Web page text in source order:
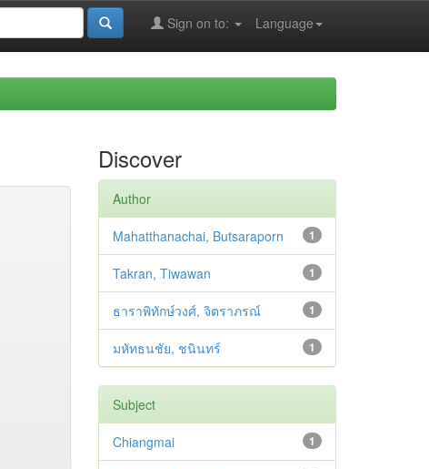
Language
Sign on to:
Discover
Author
1
Mahatthanachai, Butsaraporn
1
Takran, Tiwawan
1
ธาราพิทักษ์วงศ์, จิตราภรณ์
1
มหัทธนชัย, ชนินทร์
Subject
1
Chiangmai